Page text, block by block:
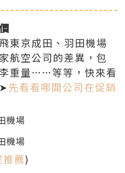
東京成田、羽田機場
航空公司的差異，包
重量……等等，快來看
先看看哪間公司在促銷
薦)